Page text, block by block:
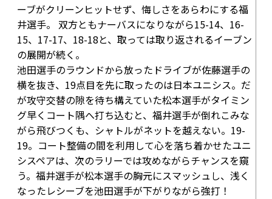
ーブがクリーンヒットせず、悔しさをあらわにする福
井選手。 双方ともナーバスになりながら15-14、 16-
15、 17-17、 18-18と、取っては取り返されるイーブン
の展開が続く。
池田選手のラウンドから放ったドライブが佐藤選手の
横を抜き、 19点目を先に取ったのは日本ユニシス。だ
が攻守交替の隙を待ち構えていた松本選手がタイミン
グ早くコート隅へ打ち込むと、福井選手が倒れこみな
がら飛びつくも、シャトルがネットを越えない。 19-
19。コート整備の間を利用して心を落ち着かせたユニ
シスペアは、次のラリーでは攻めながらチャンスを窺
う。福井選手が松本選手の胸元にスマッシュし、浅く
なったレシーブを池田選手が下がりながら強打！